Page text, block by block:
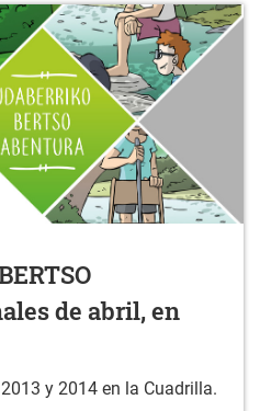
de abril, en
y 2014 en la Cuadrilla.